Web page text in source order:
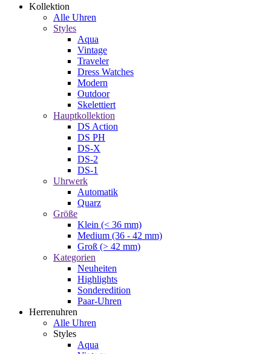
Kollektion
Alle Uhren
Styles
Aqua
Vintage
Traveler
Dress Watches
Modern
Outdoor
Skelettiert
Hauptkollektion
DS Action
DS PH
DS-X
DS-2
DS-1
Uhrwerk
Automatik
Quarz
Größe
Klein (< 36 mm)
Medium (36 - 42 mm)
Groß (> 42 mm)
Kategorien
Neuheiten
Highlights
Sonderedition
Paar-Uhren
Herrenuhren
Alle Uhren
Styles
Aqua